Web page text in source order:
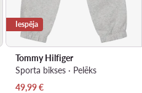
Iespēja
Tommy Hilfiger
Sporta bikses · Pelēks
Pašreizējā cena
49,99€